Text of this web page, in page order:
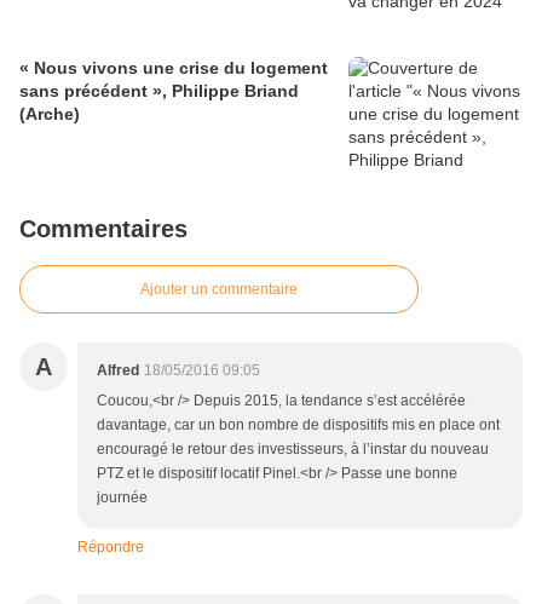
« Nous vivons une crise du logement
sans précédent », Philippe Briand
(Arche)
Commentaires
Ajouter un commentaire
A Alfred 18/05/2016 09:05
Coucou,<br /> Depuis 2015, la tendance s’est accélérée
davantage, car un bon nombre de dispositifs mis en place ont
encouragé le retour des investisseurs, à l’instar du nouveau
PTZ et le dispositif locatif Pinel.<br /> Passe une bonne
journée
Répondre